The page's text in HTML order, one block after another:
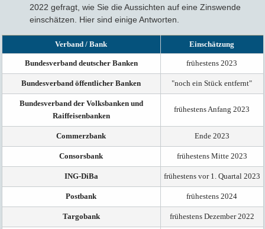
2022 gefragt, wie Sie die Aussichten auf eine Zinswende
einschätzen. Hier sind einige Antworten.
Verband / Bank Einschätzung
Bundesverband deutscher Banken frühestens 2023
Bundesverband öffentlicher Banken "noch ein Stück entfernt"
Bundesverband der Volksbanken und
Raiffeisenbanken
frühestens Anfang 2023
Commerzbank Ende 2023
Consorsbank frühestens Mitte 2023
ING-DiBa frühestens vor 1. Quartal 2023
Postbank frühestens 2024
Targobank frühestens Dezember 2022